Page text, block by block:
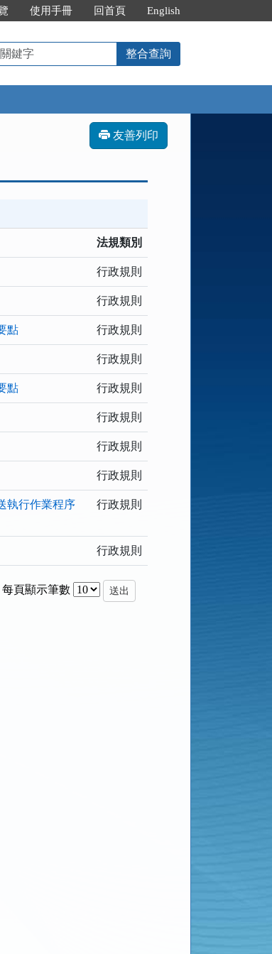
使用手冊 回首頁 English
整合查詢
友善列印
法規類別
行政規則
行政規則
點 行政規則
行政規則
點 行政規則
行政規則
行政規則
行政規則
執行作業程序
行政規則
行政規則
每頁顯示筆數 送出